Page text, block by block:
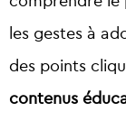
les gestes à
des points
contenus